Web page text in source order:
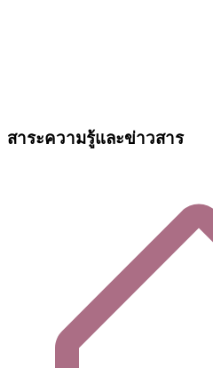
สาระความรู้และข่าวสาร